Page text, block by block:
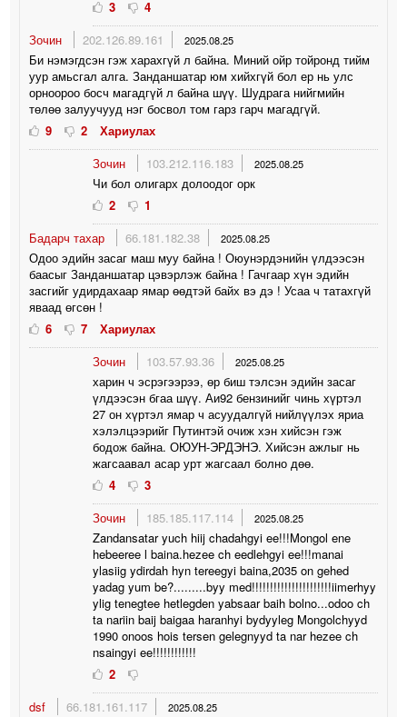
3
4
Зочин
202.126.89.161 2025.08.25
Би нэмэгдсэн гэж харахгүй л байна. Миний ойр тойронд тийм
уур амьсгал алга. Занданшатар юм хийхгүй бол ер нь улс
орноороо босч магадгүй л байна шүү. Шудрага нийгмийн
төлөө залуучууд нэг босвол том гарз гарч магадгүй.
9
2
Хариулах
Зочин
103.212.116.183 2025.08.25
Чи бол олигарх долоодог орк
2
1
Бадарч тахар
66.181.182.38 2025.08.25
Одоо эдийн засаг маш муу байна ! Оюунэрдэнийн үлдээсэн
баасыг Занданшатар цэвэрлэж байна ! Гачгаар хүн эдийн
засгийг удирдахаар ямар өөдтэй байх вэ дэ ! Усаа ч татахгүй
яваад өгсөн !
6
7
Хариулах
Зочин
103.57.93.36 2025.08.25
харин ч эсрэгээрээ, өр биш тэлсэн эдийн засаг
үлдээсэн бгаа шүү. Аи92 бензинийг чинь хүртэл
27 он хүртэл ямар ч асуудалгүй нийлүүлэх яриа
хэлэлцээрийг Путинтэй очиж хэн хийсэн гэж
бодож байна. ОЮУН-ЭРДЭНЭ. Хийсэн ажлыг нь
жагсаавал асар урт жагсаал болно дөө.
4
3
Зочин
185.185.117.114 2025.08.25
Zandansatar yuch hiij chadahgyi ee!!!Mongol ene
hebeeree l baina.hezee ch eedlehgyi ee!!!manai
ylasiig ydirdah hyn tereegyi baina,2035 on gehed
yadag yum be?.........byy med!!!!!!!!!!!!!!!!!!!!!!iimerhyy
ylig tenegtee hetlegden yabsaar baih bolno...odoo ch
ta nariin baij baigaa haranhyi bydyyleg Mongolchyyd
1990 onoos hois tersen gelegnyyd ta nar hezee ch
nsaingyi ee!!!!!!!!!!!!
2
dsf
66.181.161.117 2025.08.25